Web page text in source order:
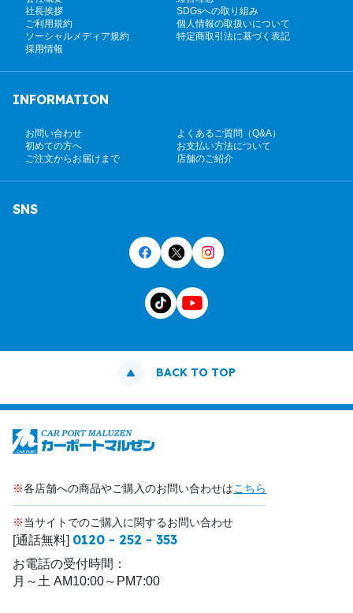
社長挨拶
SDGsへの取り組み
ご利用規約
個人情報の取扱いについて
ソーシャルメディア規約
特定商取引法に基づく表記
採用情報
INFORMATION
お問い合わせ
よくあるご質問（Q&A）
初めての方へ
お支払い方法について
ご注文からお届けまで
店舗のご紹介
SNS
BACK TO TOP
※各店舗への商品やご購入のお問い合わせはこちら
※当サイトでのご購入に関するお問い合わせ
[通話無料] 0120 - 252 - 353
お電話の受付時間：
月～土 AM10:00～PM7:00